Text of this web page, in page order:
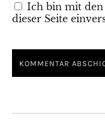
Ich bin mit den
dieser Seite